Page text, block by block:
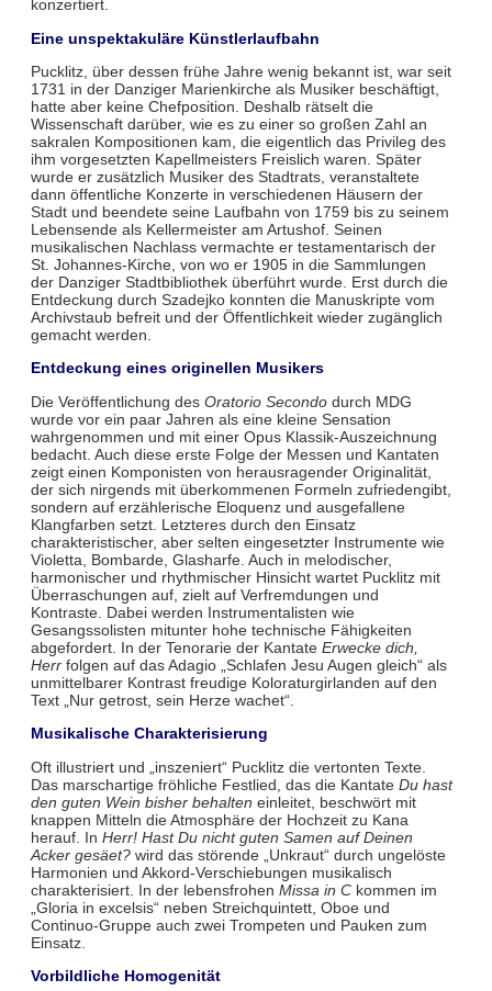
konzertiert.
Eine unspektakuläre Künstlerlaufbahn
Pucklitz, über dessen frühe Jahre wenig bekannt ist, war seit
1731 in der Danziger Marienkirche als Musiker beschäftigt,
hatte aber keine Chefposition. Deshalb rätselt die
Wissenschaft darüber, wie es zu einer so großen Zahl an
sakralen Kompositionen kam, die eigentlich das Privileg des
ihm vorgesetzten Kapellmeisters Freislich waren. Später
wurde er zusätzlich Musiker des Stadtrats, veranstaltete
dann öffentliche Konzerte in verschiedenen Häusern der
Stadt und beendete seine Laufbahn von 1759 bis zu seinem
Lebensende als Kellermeister am Artushof. Seinen
musikalischen Nachlass vermachte er testamentarisch der
St. Johannes-Kirche, von wo er 1905 in die Sammlungen
der Danziger Stadtbibliothek überführt wurde. Erst durch die
Entdeckung durch Szadejko konnten die Manuskripte vom
Archivstaub befreit und der Öffentlichkeit wieder zugänglich
gemacht werden.
Entdeckung eines originellen Musikers
Die Veröffentlichung des Oratorio Secondodurch MDG
wurde vor ein paar Jahren als eine kleine Sensation
wahrgenommen und mit einer Opus Klassik-Auszeichnung
bedacht. Auch diese erste Folge der Messen und Kantaten
zeigt einen Komponisten von herausragender Originalität,
der sich nirgends mit überkommenen Formeln zufriedengibt,
sondern auf erzählerische Eloquenz und ausgefallene
Klangfarben setzt. Letzteres durch den Einsatz
charakteristischer, aber selten eingesetzter Instrumente wie
Violetta, Bombarde, Glasharfe. Auch in melodischer,
harmonischer und rhythmischer Hinsicht wartet Pucklitz mit
Überraschungen auf, zielt auf Verfremdungen und
Kontraste. Dabei werden Instrumentalisten wie
Gesangssolisten mitunter hohe technische Fähigkeiten
abgefordert. In der Tenorarie der Kantate Erwecke dich,
Herrfolgen auf das Adagio „Schlafen Jesu Augen gleich“ als
unmittelbarer Kontrast freudige Koloraturgirlanden auf den
Text „Nur getrost, sein Herze wachet“.
Musikalische Charakterisierung
Oft illustriert und „inszeniert“ Pucklitz die vertonten Texte.
Das marschartige fröhliche Festlied, das die Kantate Du hast
den guten Wein bisher behalten einleitet, beschwört mit
knappen Mitteln die Atmosphäre der Hochzeit zu Kana
herauf. In Herr! Hast Du nicht guten Samen auf Deinen
Acker gesäet?wird das störende „Unkraut“ durch ungelöste
Harmonien und Akkord-Verschiebungen musikalisch
charakterisiert. In der lebensfrohen Missa in Ckommen im
„Gloria in excelsis“ neben Streichquintett, Oboe und
Continuo-Gruppe auch zwei Trompeten und Pauken zum
Einsatz.
Vorbildliche Homogenität